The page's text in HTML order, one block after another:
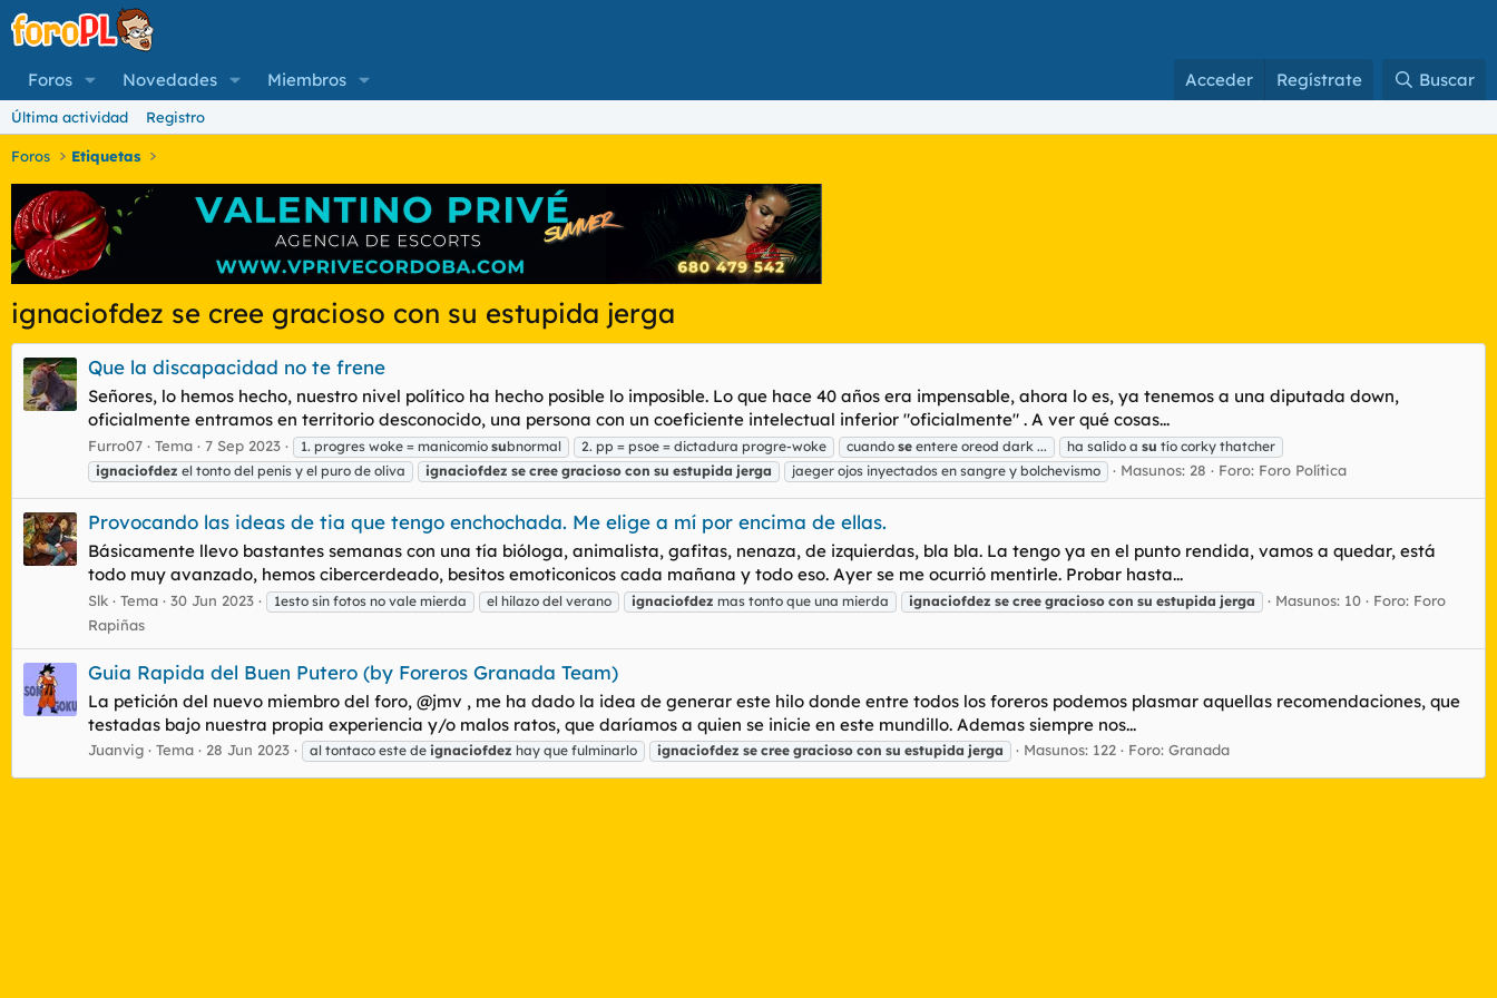
Foros Novedades Miembros Acceder Regístrate Buscar
Última actividad Registro
Foros Etiquetas
ignaciofdez se cree gracioso con su estupida jerga
Que la discapacidad no te frene
Señores, lo hemos hecho, nuestro nivel político ha hecho posible lo imposible. Lo que hace 40 años era impensable, ahora lo es, ya tenemos a una diputada down,
oficialmente entramos en territorio desconocido, una persona con un coeficiente intelectual inferior "oficialmente" . A ver qué cosas...
Furro07 Tema 7 Sep 2023 1. progres woke = manicomio subnormal 2. pp = psoe = dictadura progre-woke cuando se entere oreod dark ... ha salido a su tío corky thatcher
ignaciofdez el tonto del penis y el puro de oliva ignaciofdez se cree gracioso con su estupida jerga jaeger ojos inyectados en sangre y bolchevismo Masunos: 28 Foro: Foro Política
Provocando las ideas de tia que tengo enchochada. Me elige a mí por encima de ellas.
Básicamente llevo bastantes semanas con una tía bióloga, animalista, gafitas, nenaza, de izquierdas, bla bla. La tengo ya en el punto rendida, vamos a quedar, está
todo muy avanzado, hemos cibercerdeado, besitos emoticonicos cada mañana y todo eso. Ayer se me ocurrió mentirle. Probar hasta...
Slk Tema 30 Jun 2023 1esto sin fotos no vale mierda el hilazo del verano ignaciofdez mas tonto que una mierda ignaciofdez se cree gracioso con su estupida jerga Masunos: 10 Foro: Foro
Rapiñas
Guia Rapida del Buen Putero (by Foreros Granada Team)
La petición del nuevo miembro del foro, @jmv , me ha dado la idea de generar este hilo donde entre todos los foreros podemos plasmar aquellas recomendaciones, que
testadas bajo nuestra propia experiencia y/o malos ratos, que daríamos a quien se inicie en este mundillo. Ademas siempre nos...
Juanvig Tema 28 Jun 2023 al tontaco este de ignaciofdez hay que fulminarlo ignaciofdez se cree gracioso con su estupida jerga Masunos: 122 Foro: Granada